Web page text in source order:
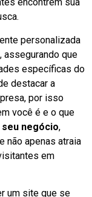
personalizada
, assegurando que
específicas do
destacar a
por isso
você é e o que
seu negócio,
não apenas atraia
em
um site que se